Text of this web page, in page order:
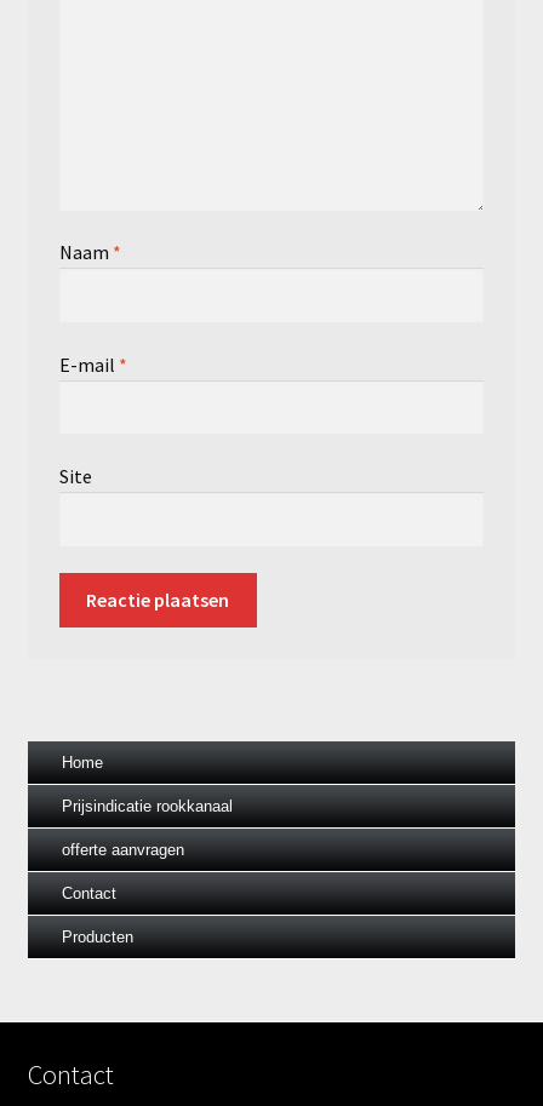
Naam *
E-mail *
Site
Home
Prijsindicatie rookkanaal
offerte aanvragen
Contact
Producten
Contact